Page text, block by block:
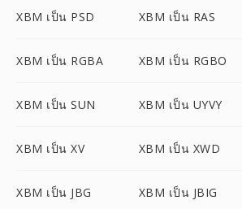
XBM เป็น PSD XBM เป็น RAS
XBM เป็น RGBA XBM เป็น RGBO
XBM เป็น SUN XBM เป็น UYVY
XBM เป็น XV XBM เป็น XWD
XBM เป็น JBG XBM เป็น JBIG